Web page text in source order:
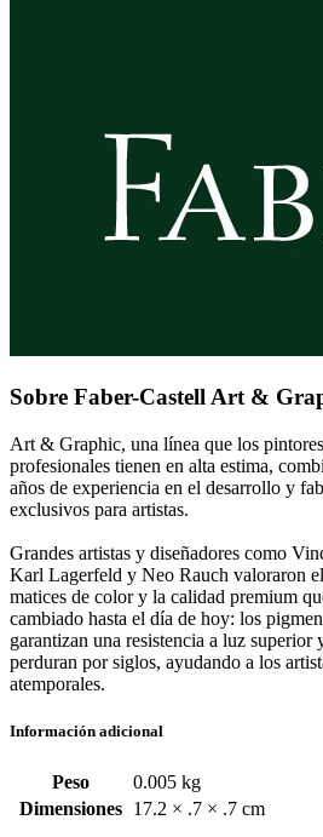
Sobre Faber-Castell Art &
Art & Graphic, una línea que los
profesionales tienen en alta estima,
años de experiencia en el desarrollo y
exclusivos para artistas.
Grandes artistas y diseñadores como
Karl Lagerfeld y Neo Rauch valoraron
matices de color y la calidad premium
cambiado hasta el día de hoy: los
garantizan una resistencia a luz superior
perduran por siglos, ayudando a los
atemporales.
Información adicional
Peso
0.005 kg
Dimensiones 17.2 × .7 × .7 cm